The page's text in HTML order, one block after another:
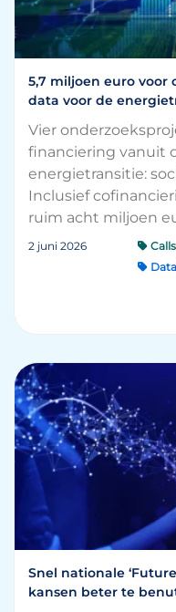
5,7 miljoen euro voor
data voor de
Vier
financiering vanuit
energietransitie:
Inclusief
ruim acht miljoen
2 juni 2026 Calls
Snel nationale
kansen beter te